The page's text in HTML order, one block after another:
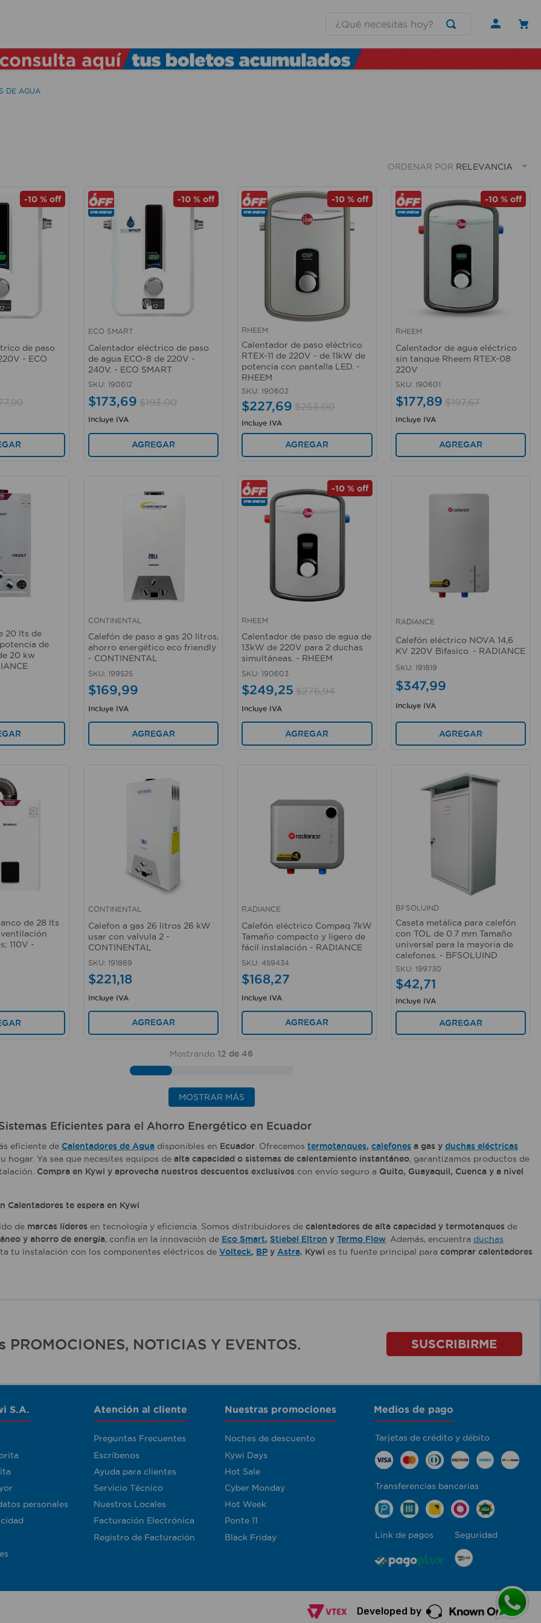
DE AGUA
ORDENAR POR RELEVANCIA
-10 %off
de paso
- ECO
,99
-10 % off
Vista rápida
ECO SMART
Calentador eléctrico de paso
de agua ECO-8 de 220V -
240V. - ECO SMART
SKU: 190612
$173,69 $193,00
Incluye IVA
AGREGAR
-10 %off
RHEEM
Calentador de paso eléctrico
RTEX-11 de 220V - de 11kW de
potencia con pantalla LED. -
RHEEM
SKU: 190602
$227,69 $253,00
Incluye IVA
AGREGAR
-10 % off
Vista rápida
RHEEM
Calentador de agua eléctrico
sin tanque Rheem RTEX-08
220V
SKU: 190601
$177,89 $197,67
Incluye IVA
AGREGAR
20 lts de
de
20 kw
Vista rápida
CONTINENTAL
Calefón de paso a gas 20 litros,
ahorro energético eco friendly
- CONTINENTAL
SKU: 199525
$169,99
Incluye IVA
AGREGAR
-10 %off
Vista rápida
RHEEM
Calentador de paso de agua de
13kW de 220V para 2 duchas
simultáneas. - RHEEM
SKU: 190603
$249,25 $276,94
Incluye IVA
AGREGAR
Vista rápida
RADIANCE
Calefón eléctrico NOVA 14,6
KV 220V Bifasico. - RADIANCE
SKU: 191819
$347,99
Incluye IVA
AGREGAR
de 28 lts
ventilación
110V -
CONTINENTAL
Calefon a gas 26 litros 26 kW
usar con valvula 2 -
CONTINENTAL
SKU: 191869
$221,18
Incluye IVA
AGREGAR
RADIANCE
Calefón eléctrico Compaq 7kW
Tamaño compacto y ligero de
fácil instalación - RADIANCE
SKU: 459434
$168,27
Incluye IVA
AGREGAR
BFSOLUIND
Caseta metálica para calefón
con TOL de 0.7 mm Tamaño
universal para la mayoria de
calefones. - BFSOLUIND
SKU: 199730
$42,71
Incluye IVA
AGREGAR
Mostrando 12 de 46
MOSTRAR MÁS
Eficientes para el Ahorro Energético en Ecuador
eficiente de Calentadores de Agua disponibles en Ecuador . Ofrecemos termotanques, calefones a gas y duchas eléctricas
hogar. Ya sea que necesites equipos de alta capacidad o sistemas de calentamiento instantáneo, garantizamos productos de
Compra en Kywi y aprovecha nuestros descuentos exclusivos con envío seguro a Quito, Guayaquil, Cuenca y a nivel
Calentadores te espera en Kywi
de marcas líderes en tecnología y eficiencia. Somos distribuidores de calentadores de alta capacidad y termotanques de
y ahorro de energía, confía en la innovación de Eco Smart, Stiebel Eltron y Termo Flow . Además, encuentra duchas
tu instalación con los componentes eléctricos de Volteck, BP y Astra. Kywi es tu fuente principal para comprar calentadores
NOTICIAS Y EVENTOS. SUSCRIBIRME
S.A.
personales
Atención al cliente
Preguntas Frecuentes
Escríbenos
Ayuda para clientes
Servicio Técnico
Nuestros Locales
Facturación Electrónica
Registro de Facturación
Nuestras promociones
Noches de descuento
Kywi Days
Hot Sale
Cyber Monday
Hot Week
Ponte 11
Black Friday
Medios de pago
Tarjetas de crédito y débito
Transferencias bancarias
Link de pagos Seguridad
TÉRMINOS MÁS BUSCADOS
.
lamparas
cerradura
aspiradora
fregadero